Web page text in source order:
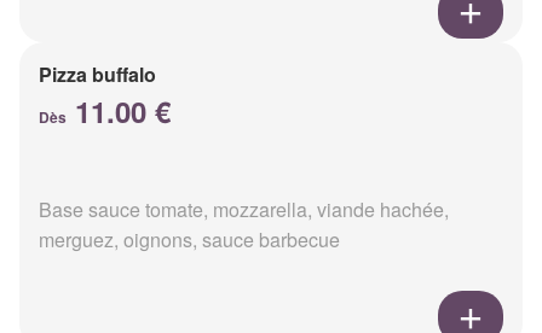
Pizza buffalo
Dès 11.00 €
Base sauce tomate, mozzarella, viande hachée,
merguez, oignons, sauce barbecue